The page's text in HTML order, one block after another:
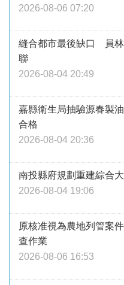
2026-08-06 07:20
縫合都市最後缺口 員林
聯
2026-08-04 20:49
嘉縣衛生局抽驗源春製
合格
2026-08-04 20:36
南投縣府規劃重建綜合
2026-08-04 19:06
原核准視為農地列管案
查作業
2026-08-06 16:53